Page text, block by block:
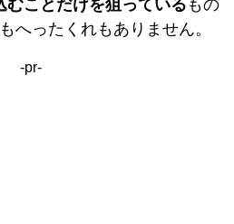
むことだけを狙っている もの
へったくれもありません。
-pr-